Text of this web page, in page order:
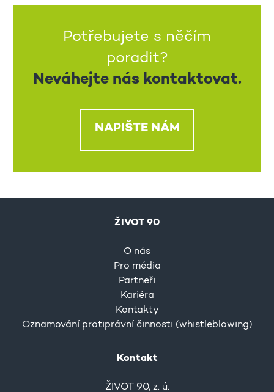
Potřebujete s něčím
poradit?
Neváhejte nás kontaktovat.
NAPIŠTE NÁM
ŽIVOT 90
O nás
Pro média
Partneři
Kariéra
Kontakty
Oznamování protiprávní činnosti (whistleblowing)
Kontakt
ŽIVOT 90, z. ú.